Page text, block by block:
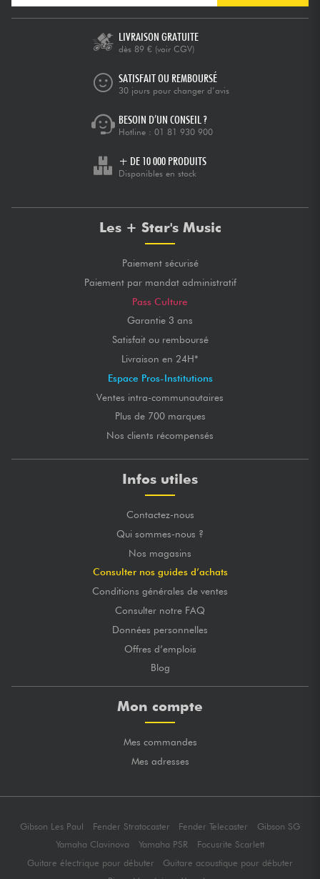
LIVRAISON GRATUITE
dès 89 € (voir CGV)
SATISFAIT OU REMBOURSÉ
30 jours pour changer d’avis
BESOIN D’UN CONSEIL ?
Hotline : 01 81 930 900
+ DE 10 000 PRODUITS
Disponibles en stock
Les + Star's Music
Paiement sécurisé
Paiement par mandat administratif
Pass Culture
Garantie 3 ans
Satisfait ou remboursé
Livraison en 24H*
Espace Pros-Institutions
Ventes intra-communautaires
Plus de 700 marques
Nos clients récompensés
Infos utiles
Contactez-nous
Qui sommes-nous ?
Nos magasins
Consulter nos guides d’achats
Conditions générales de ventes
Consulter notre FAQ
Données personnelles
Offres d’emplois
Blog
Mon compte
Mes commandes
Mes adresses
Gibson Les Paul Fender Stratocaster Fender Telecaster
Gibson SG
Yamaha Clavinova
Yamaha PSR
Focusrite Scarlett
Guitare électrique pour débuter
Guitare acoustique pour débuter